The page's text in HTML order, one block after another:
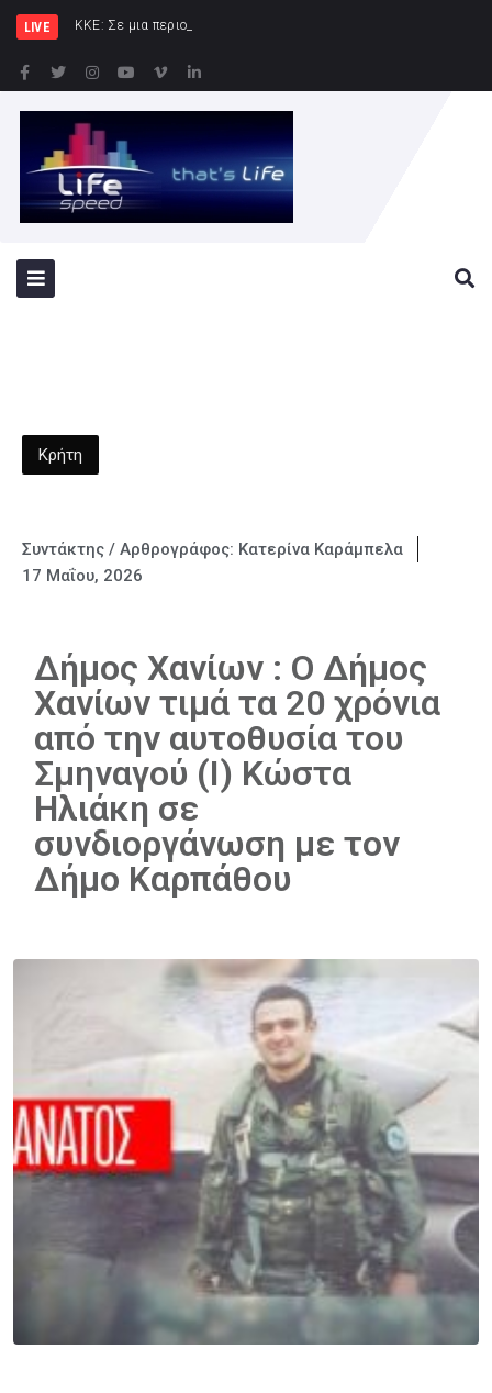
LIVE ΚΚΕ: Σε μια περιοχή που ήδη φλέγεται τ
Κρήτη
Συντάκτης / Αρθρογράφος: Κατερίνα Καράμπελα
17 Μαΐου, 2026
Δήμος Χανίων : Ο Δήμος
Χανίων τιμά τα 20 χρόνια
από την αυτοθυσία του
Σμηναγού (Ι) Κώστα
Ηλιάκη σε
συνδιοργάνωση με τον
Δήμο Καρπάθου